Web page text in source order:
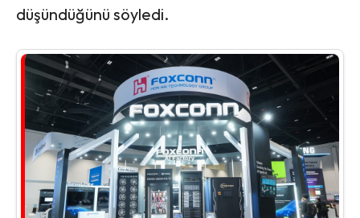
düşündüğünü söyledi.